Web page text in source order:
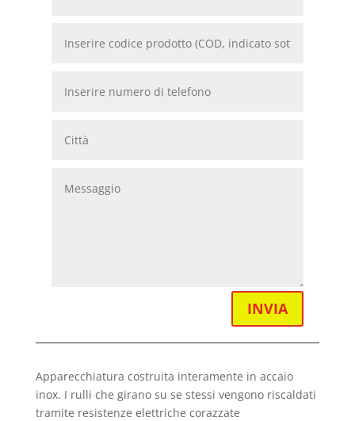
INVIA
Apparecchiatura costruita interamente in accaio
inox. I rulli che girano su se stessi vengono riscaldati
tramite resistenze elettriche corazzate